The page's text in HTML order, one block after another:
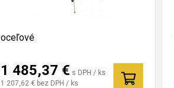
oceľové
1 485,37 € s DPH / ks
1 207,62 € bez DPH / ks